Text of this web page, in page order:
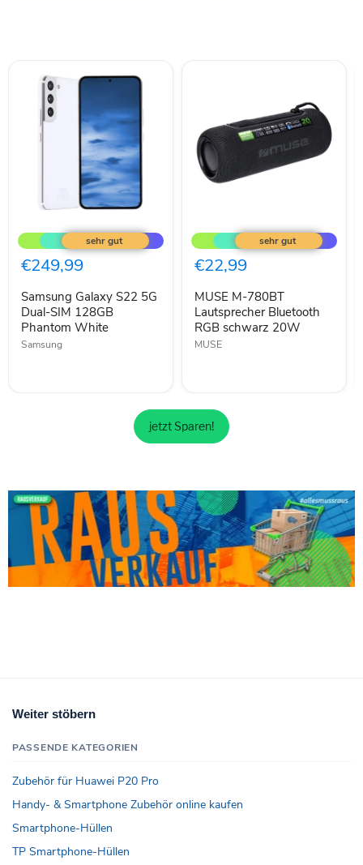
Galaxy
S22
5G
Dual-
128GB
Phantom
White
€249,99
Samsung Galaxy S22 5G
Dual-SIM 128GB
Phantom White
Samsung
M-
780BT
Lautsprecher
Bluetooth
schwarz
20W
€22,99
MUSE M-780BT
Lautsprecher Bluetooth
RGB schwarz 20W
MUSE
jetzt Sparen!
Weiter stöbern
PASSENDE KATEGORIEN
Zubehör für Huawei P20 Pro
Handy- & Smartphone Zubehör online kaufen
Smartphone-Hüllen
TP Smartphone-Hüllen